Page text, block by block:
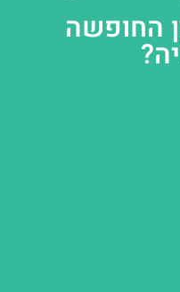
החופשה